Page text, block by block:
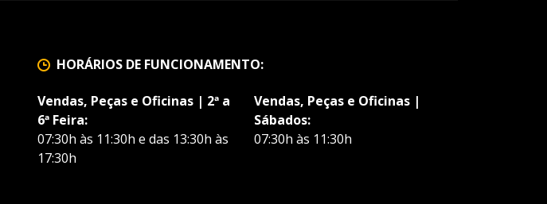
HORÁRIOS DE FUNCIONAMENTO:
Vendas, Peças e Oficinas | 2ª a
6ª Feira:
07:30h às 11:30h e das 13:30h às
17:30h
Vendas, Peças e Oficinas |
Sábados:
07:30h às 11:30h